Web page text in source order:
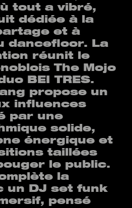
tout a vibré,
dédiée à la
et à
dancefloor. La
réunit le
The Mojo
BEI TRES.
propose un
influences
par une
solide,
énergique et
taillées
le public.
la
un DJ set funk
pensé